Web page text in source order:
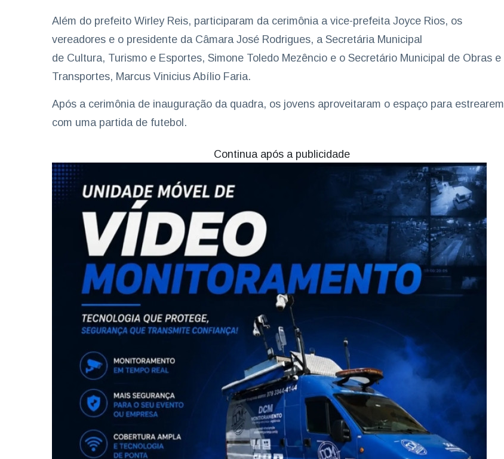
Além do prefeito Wirley Reis, participaram da cerimônia a vice-prefeita Joyce Rios, os
vereadores e o presidente da Câmara José Rodrigues, a Secretária Municipal
de Cultura, Turismo e Esportes, Simone Toledo Mezêncio e o Secretário Municipal de Obras e
Transportes, Marcus Vinicius Abílio Faria.
Após a cerimônia de inauguração da quadra, os jovens aproveitaram o espaço para estrearem
com uma partida de futebol.
Continua após a publicidade